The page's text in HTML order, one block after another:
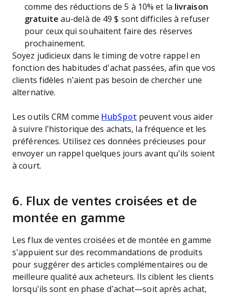
comme des réductions de 5 à 10% et la livraison
gratuite au-delà de 49 $ sont difficiles à refuser
pour ceux qui souhaitent faire des réserves
prochainement.
Soyez judicieux dans le timing de votre rappel en
fonction des habitudes d’achat passées, afin que vos
clients fidèles n’aient pas besoin de chercher une
alternative.
Les outils CRM comme HubSpot peuvent vous aider
à suivre l’historique des achats, la fréquence et les
préférences. Utilisez ces données précieuses pour
envoyer un rappel quelques jours avant qu’ils soient
à court.
6. Flux de ventes croisées et de
montée en gamme
Les flux de ventes croisées et de montée en gamme
s’appuient sur des recommandations de produits
pour suggérer des articles complémentaires ou de
meilleure qualité aux acheteurs. Ils ciblent les clients
lorsqu’ils sont en phase d’achat—soit après achat,